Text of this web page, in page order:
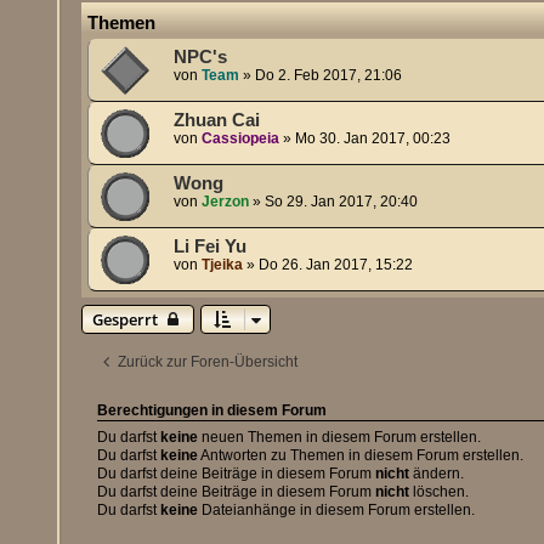
Themen
NPC's
vonTeam » Do 2. Feb 2017, 21:06
Zhuan Cai
vonCassiopeia » Mo 30. Jan 2017, 00:23
Wong
vonJerzon »So 29. Jan 2017, 20:40
Li Fei Yu
vonTjeika » Do 26. Jan 2017, 15:22
Gesperrt
Zurück zur Foren-Übersicht
Berechtigungen in diesem Forum
Du darfst keine neuen Themen in diesem Forum erstellen.
Du darfst keineAntworten zu Themen in diesem Forum erstellen.
Du darfst deine Beiträge in diesem Forumnicht ändern.
Du darfst deine Beiträge in diesem Forumnicht löschen.
Du darfst keine Dateianhänge in diesem Forum erstellen.